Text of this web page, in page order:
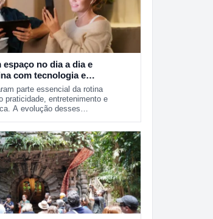
espaço no dia a dia e
com tecnologia e
parte essencial da rotina
praticidade, entretenimento e
A evolução desses…